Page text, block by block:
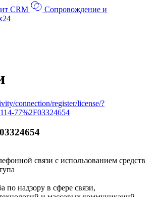
CRM
Сопровождение и
connection/register/license/?
77%2F03324654
связи с использованием средств
по надзору в сфере связи,